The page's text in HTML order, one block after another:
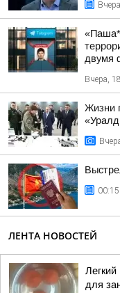
«Паша*
двумя
Вчера,
Жизни
00:15
ЛЕНТА НОВОСТЕЙ
для